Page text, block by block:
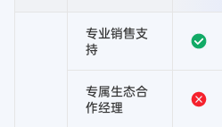
专业销售支
持
专属生态合
作经理